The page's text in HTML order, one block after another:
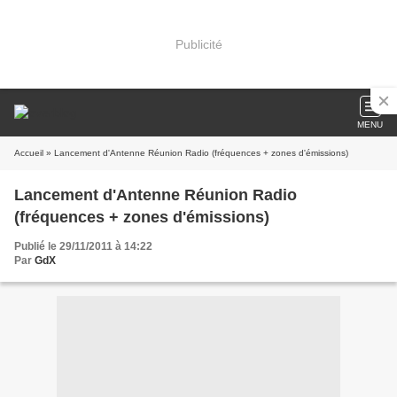
Publicité
MENU
Accueil » Lancement d'Antenne Réunion Radio (fréquences + zones d'émissions)
Lancement d'Antenne Réunion Radio
(fréquences + zones d'émissions)
Publié le 29/11/2011 à 14:22
Par GdX